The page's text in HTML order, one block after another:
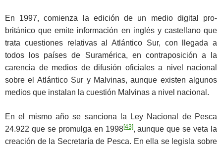
En 1997, comienza la edición de un medio digital pro-
británico que emite información en inglés y castellano que
trata cuestiones relativas al Atlántico Sur, con llegada a
todos los países de Suramérica, en contraposición a la
carencia de medios de difusión oficiales a nivel nacional
sobre el Atlántico Sur y Malvinas, aunque existen algunos
medios que instalan la cuestión Malvinas a nivel nacional.
En el mismo año se sanciona la Ley Nacional de Pesca
24.922 que se promulga en 1998[43], aunque que se veta la
creación de la Secretaría de Pesca. En ella se legisla sobre